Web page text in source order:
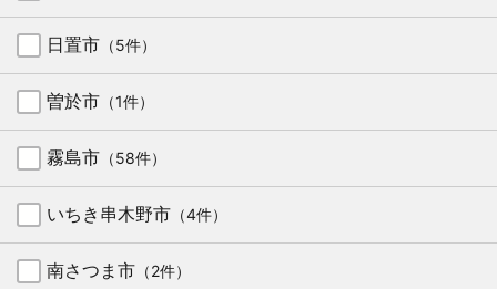
日置市 （5件）
曽於市 （1件）
霧島市 （58件）
いちき串木野市 （4件）
南さつま市 （2件）